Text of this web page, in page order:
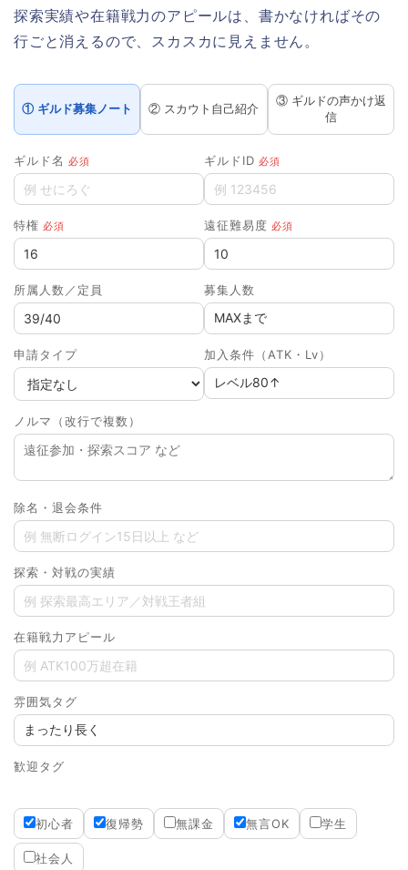
探索実績や在籍戦力のアピールは、書かなければその
行ごと消えるので、スカスカに見えません。
① ギルド募集ノート ② スカウト自己紹介
③ ギルドの声かけ返
信
ギルド名 必須 ギルドID 必須
特権 必須 遠征難易度 必須
所属人数／定員 募集人数
申請タイプ 加入条件（ATK・Lv）
ノルマ（改行で複数）
除名・退会条件
探索・対戦の実績
在籍戦力アピール
雰囲気タグ
歓迎タグ
初心者 復帰勢 無課金 無言OK 学生
社会人